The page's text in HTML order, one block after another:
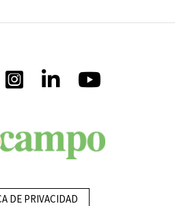
DE PRIVACIDAD